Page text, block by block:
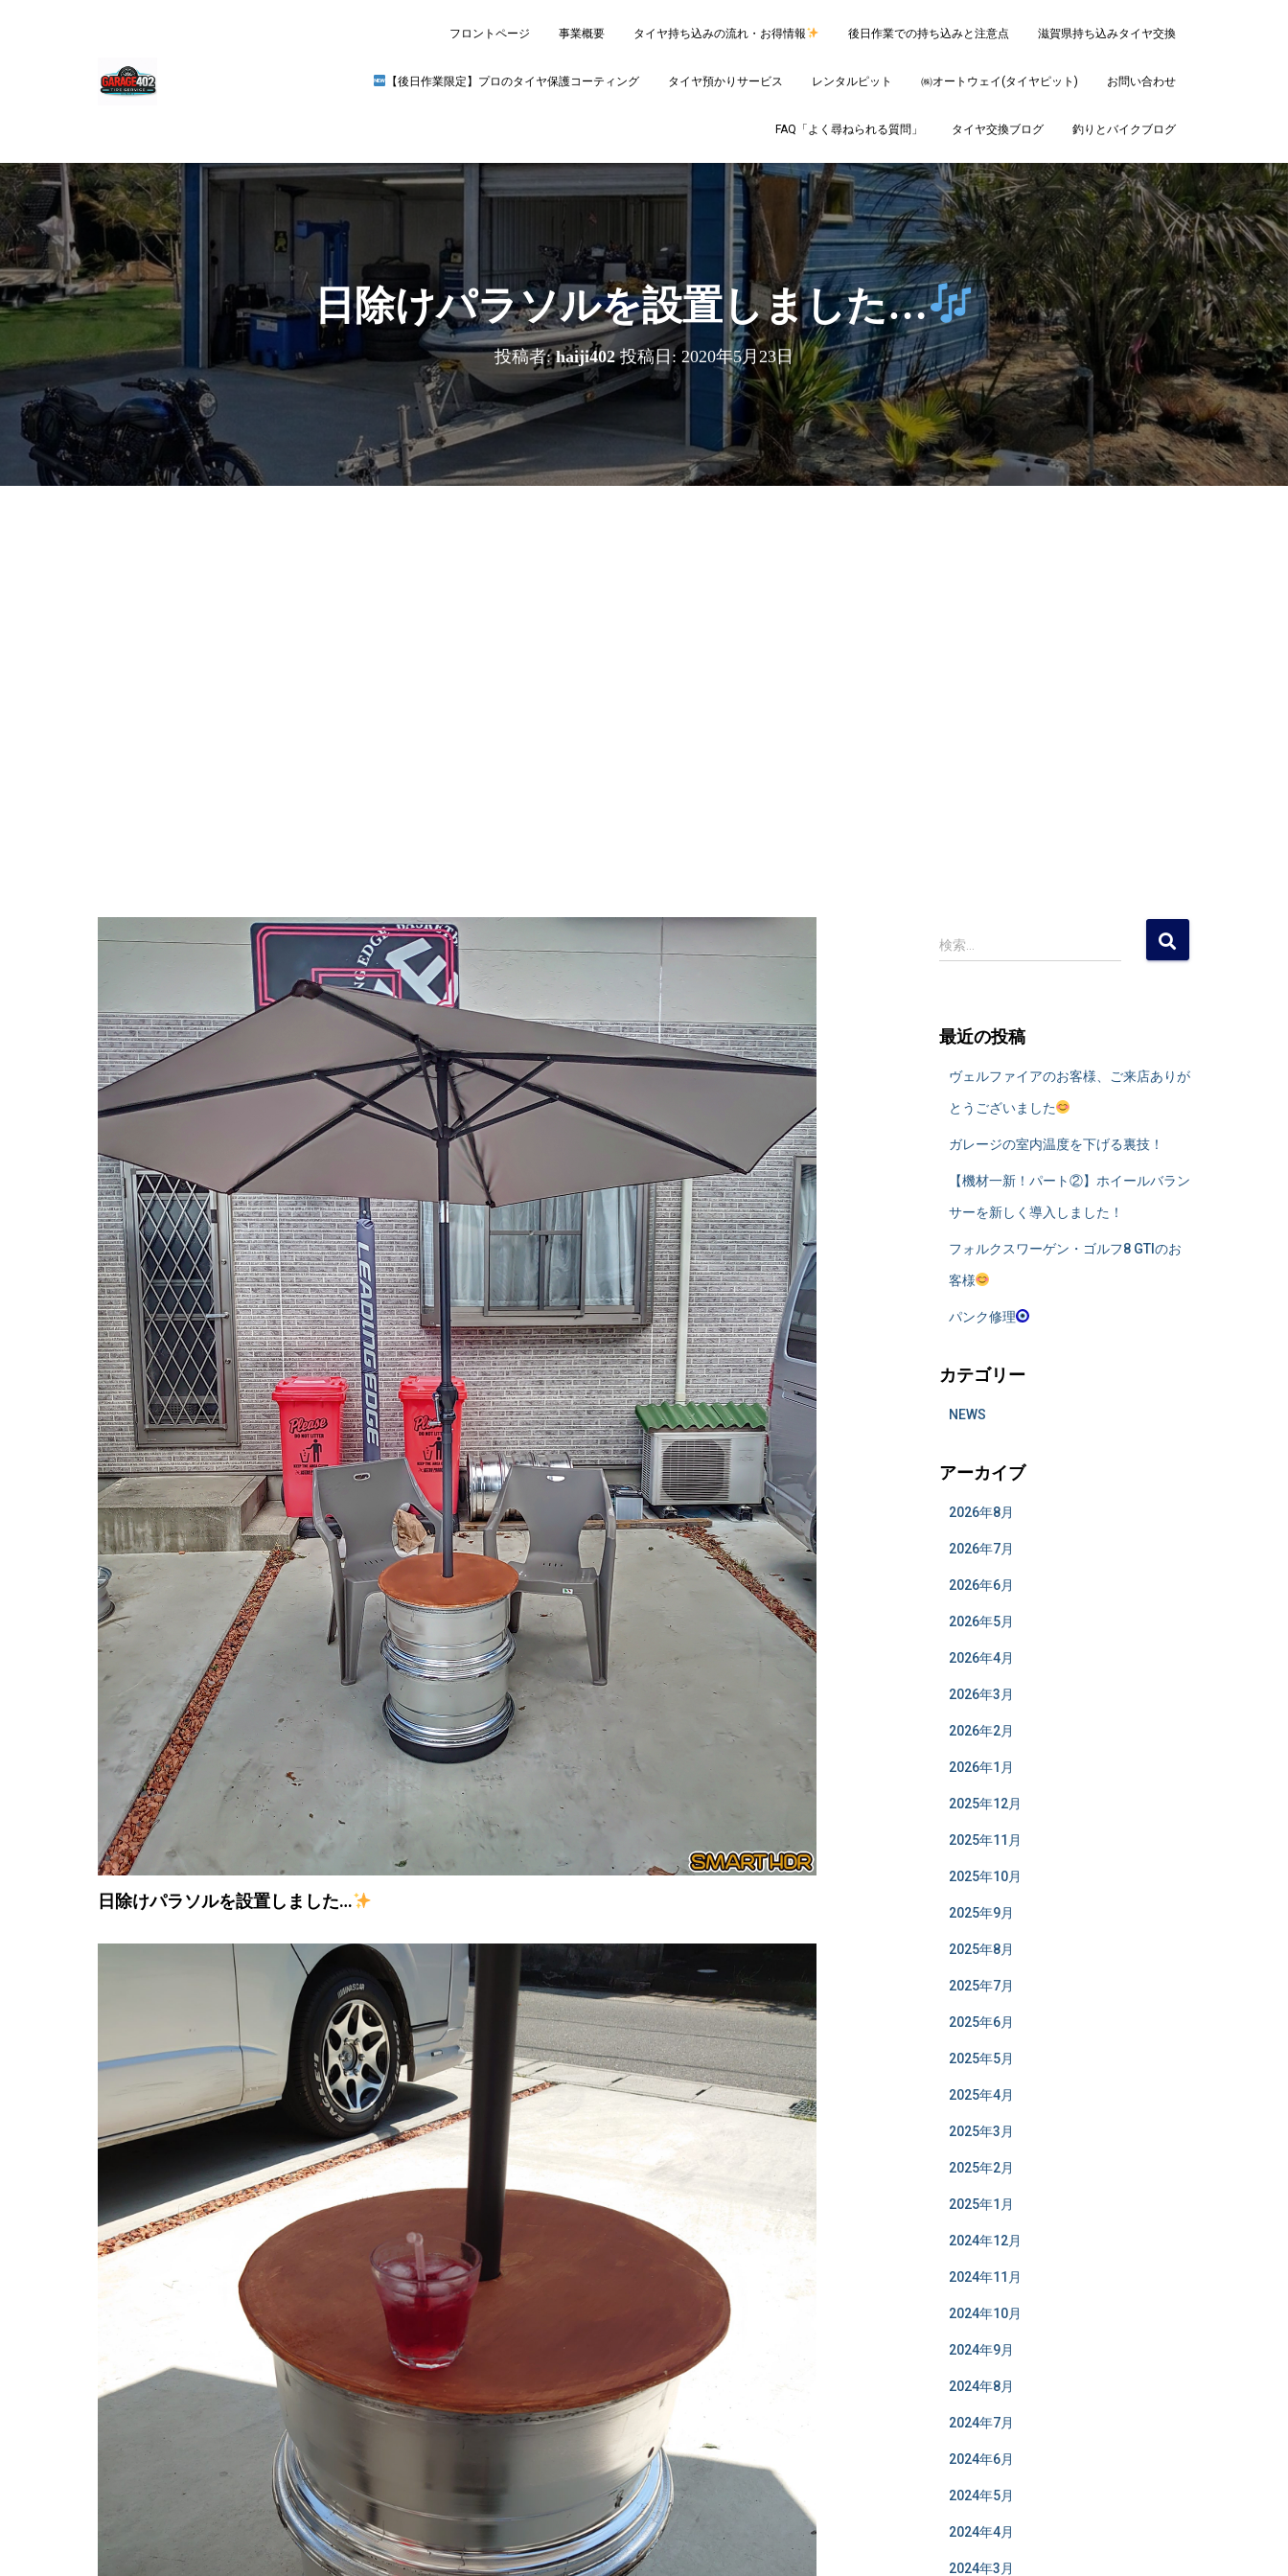
フロントページ 事業概要 タイヤ持ち込みの流れ・お得情報 後日作業での持ち込みと注意点 滋賀県持ち込みタイヤ交換
【後日作業限定】プロのタイヤ保護コーティング タイヤ預かりサービス レンタルピット ㈱オートウェイ(タイヤピット) お問い合わせ
FAQ「よく尋ねられる質問」 タイヤ交換ブログ 釣りとバイクブログ
日除けパラソルを設置しました…
投稿者:haiji402投稿日: 2020年5月23日
日除けパラソルを設置しました…
検
索
検索…
最近の投稿
ヴェルファイアのお客様、ご来店ありが
とうございました
ガレージの室内温度を下げる裏技！
​【機材一新！パート②】ホイールバラン
サーを新しく導入しました！
フォルクスワーゲン・ゴルフ8 GTIのお
客様
パンク修理
カテゴリー
NEWS
アーカイブ
2026年8月
2026年7月
2026年6月
2026年5月
2026年4月
2026年3月
2026年2月
2026年1月
2025年12月
2025年11月
2025年10月
2025年9月
2025年8月
2025年7月
2025年6月
2025年5月
2025年4月
2025年3月
2025年2月
2025年1月
2024年12月
2024年11月
2024年10月
2024年9月
2024年8月
2024年7月
2024年6月
2024年5月
2024年4月
2024年3月